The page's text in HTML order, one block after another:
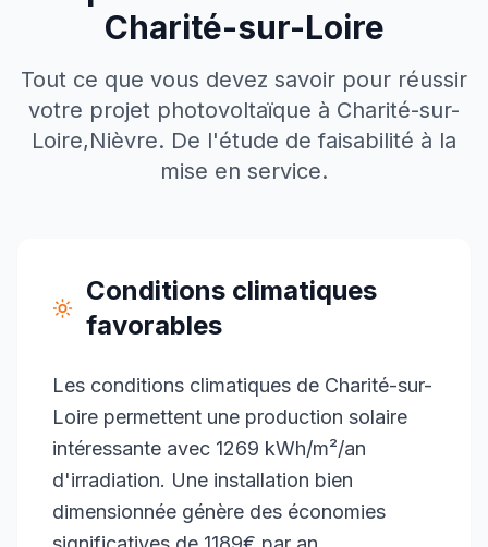
Charité-sur-Loire
Tout ce que vous devez savoir pour réussir
votre projet photovoltaïque à Charité-sur-
Loire,Nièvre. De l'étude de faisabilité à la
mise en service.
Conditions climatiques
favorables
Les conditions climatiques de Charité-sur-
Loire permettent une production solaire
intéressante avec 1269 kWh/m²/an
d'irradiation. Une installation bien
dimensionnée génère des économies